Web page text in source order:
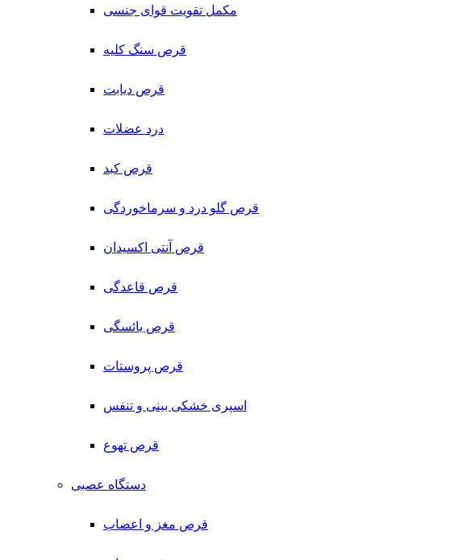
مکمل تقویت قوای جنسی
قرص سنگ کلیه
قرص دیابت
درد عضلات
قرص کبد
قرص گلو درد و سرماخوردگی
قرص آنتی اکسیدان
قرص قاعدگی
قرص یائسگی
قرص پروستات
اسپری خشکی بینی و تنفس
قرص تهوع
دستگاه عصبی
قرص مغز و اعصاب